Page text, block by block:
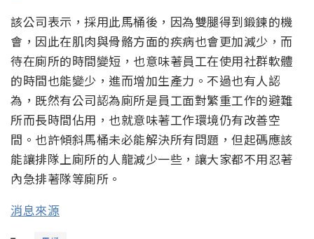
該公司表示，採用此馬桶後，因為雙腿得到鍛鍊的機
會，因此在肌肉與骨骼方面的疾病也會更加減少，而
待在廁所的時間變短，也意味著員工在使用社群軟體
的時間也能變少，進而增加生產力。不過也有人認
為，既然有公司認為廁所是員工面對繁重工作的避難
所而長時間佔用，也就意味著工作環境仍有改善空
間。也許傾斜馬桶未必能解決所有問題，但起碼應該
能讓排隊上廁所的人龍減少一些，讓大家都不用忍著
內急排著隊等廁所。
消息來源